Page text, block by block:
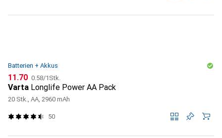
Batterien + Akkus
CHF
11.70 CHF
0.58/1Stk.
Varta Longlife Power AA Pack
20 Stk., AA, 2960 mAh
50